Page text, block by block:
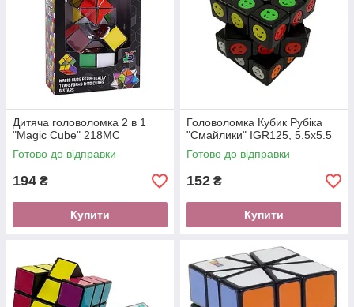
Дитяча головоломка 2 в 1
"Magic Cube" 218MC
Готово до відправки
194 ₴
Купити
Головоломка Кубик Рубіка
"Смайлики" IGR125, 5.5х5.5
Готово до відправки
152 ₴
Купити